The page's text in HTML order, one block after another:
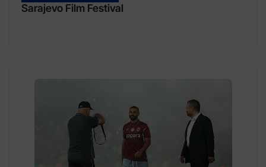
Sarajevo Film Festival